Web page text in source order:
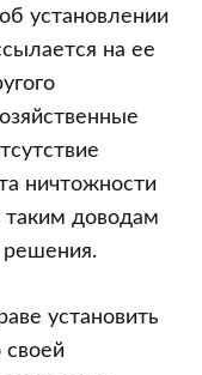
установлении
на ее
ничтожности
доводам
решения.
установить